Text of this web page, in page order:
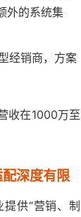
外的系统集
经销商，方案
收在1000万至
深度有限
供“营销、制